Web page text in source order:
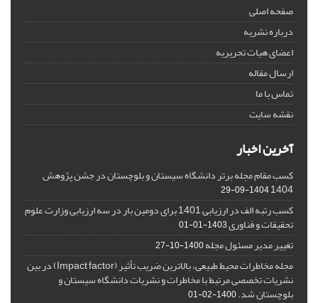
صفحه اصلی
درباره نشریه
اعضای هیات تحریریه
ارسال مقاله
تماس با ما
نقشه سایت
آخرین اخبار
کسب مقام مجله برتر دانشگاه سیستان و بلوچستان در جشن پژوهش
1404
1404-09-29
کسب رتبه الف در ارزیابی 1401 برای دومین بار در سه ارزیابی وزارت علوم
تحقیقات و فناوری1403-01-01
تغییر مدیر مسئول مجله1400-10-27
مجله مخاطرات محیط طبیعی، بالاترین ضریب تأثیر (Impact factor) در بین
نشریات تخصصی مرتبط با مخاطرات و نشریات دانشگاه سیستان و
بلوچستان شد.1400-02-01